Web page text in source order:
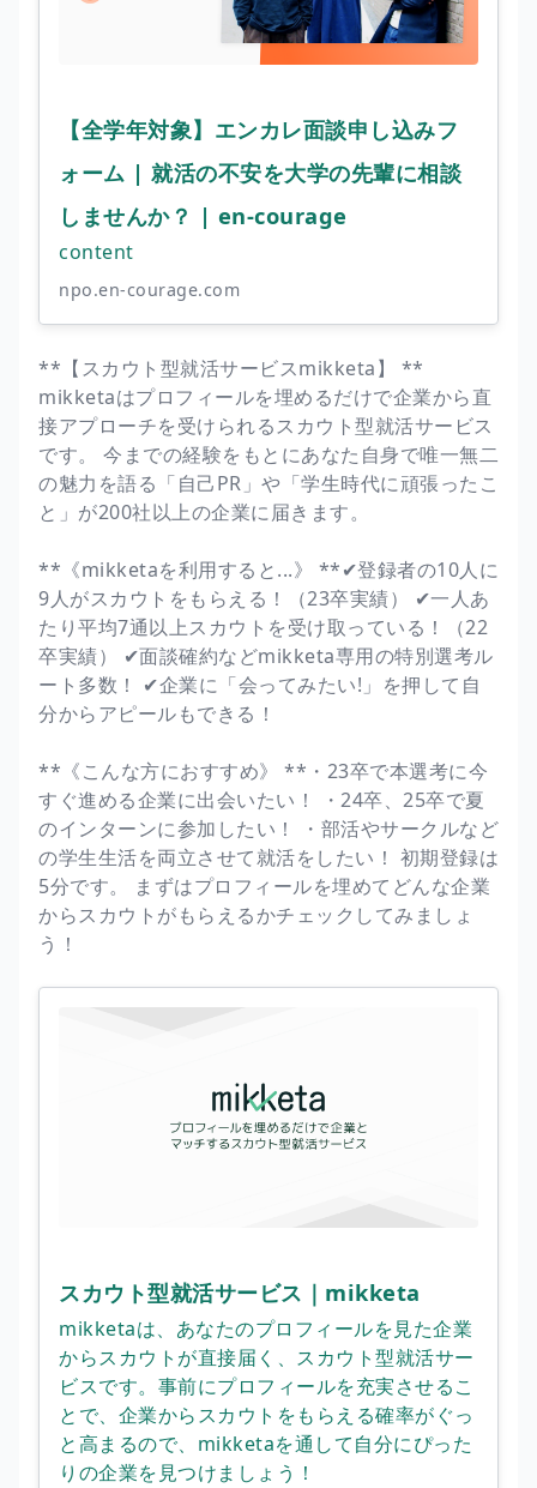
【全学年対象】エンカレ面談申し込みフ
ォーム | 就活の不安を大学の先輩に相談
しませんか？ | en-courage
content
npo.en-courage.com
**【スカウト型就活サービスmikketa】 **
mikketaはプロフィールを埋めるだけで企業から直
接アプローチを受けられるスカウト型就活サービス
です。 今までの経験をもとにあなた自身で唯一無二
の魅力を語る「自己PR」や「学生時代に頑張ったこ
と」が200社以上の企業に届きます。
**《mikketaを利用すると...》 **✔︎登録者の10人に
9人がスカウトをもらえる！（23卒実績） ✔︎一人あ
たり平均7通以上スカウトを受け取っている！（22
卒実績） ✔︎面談確約などmikketa専用の特別選考ル
ート多数！ ✔︎企業に「会ってみたい!」を押して自
分からアピールもできる！
**《こんな方におすすめ》 **・23卒で本選考に今
すぐ進める企業に出会いたい！ ・24卒、25卒で夏
のインターンに参加したい！ ・部活やサークルなど
の学生生活を両立させて就活をしたい！ 初期登録は
5分です。 まずはプロフィールを埋めてどんな企業
からスカウトがもらえるかチェックしてみましょ
う！
スカウト型就活サービス｜mikketa
mikketaは、あなたのプロフィールを見た企業
からスカウトが直接届く、スカウト型就活サー
ビスです。事前にプロフィールを充実させるこ
とで、企業からスカウトをもらえる確率がぐっ
と高まるので、mikketaを通して自分にぴった
りの企業を見つけましょう！